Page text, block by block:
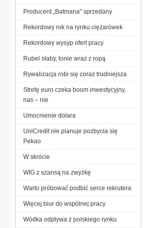
Producent „Batmana” sprzedany
Rekordowy rok na rynku ciężarówek
Rekordowy wysyp ofert pracy
Rubel słaby, tonie wraz z ropą
Rywalizacja robi się coraz trudniejsza
Strefę euro czeka boom inwestycyjny,
nas – nie
Umocnienie dolara
UniCredit nie planuje pozbycia się
Pekao
W skrócie
WIG z szansą na zwyżkę
Warto próbować podbić serce rekrutera
Więcej biur do wspólnej pracy
Wódka odpływa z polskiego rynku